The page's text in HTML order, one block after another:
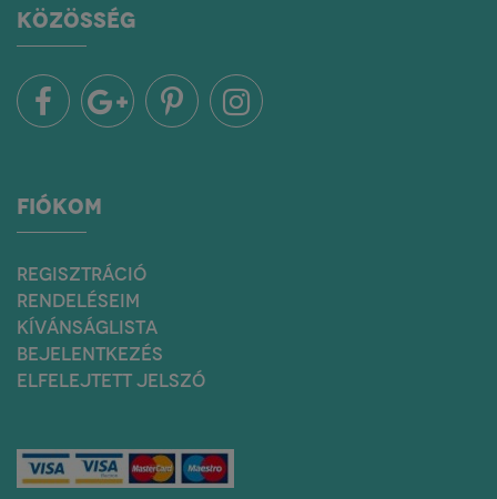
KÖZÖSSÉG
FIÓKOM
REGISZTRÁCIÓ
RENDELÉSEIM
KÍVÁNSÁGLISTA
BEJELENTKEZÉS
ELFELEJTETT JELSZÓ